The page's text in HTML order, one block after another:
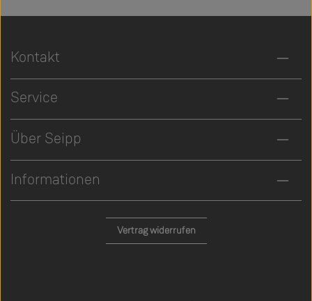
Kontakt
Service
Über Seipp
Informationen
Vertrag widerrufen